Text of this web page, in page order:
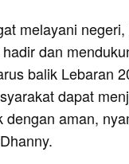
melayani negeri,
dan
balik Lebaran
dapat
dengan aman,